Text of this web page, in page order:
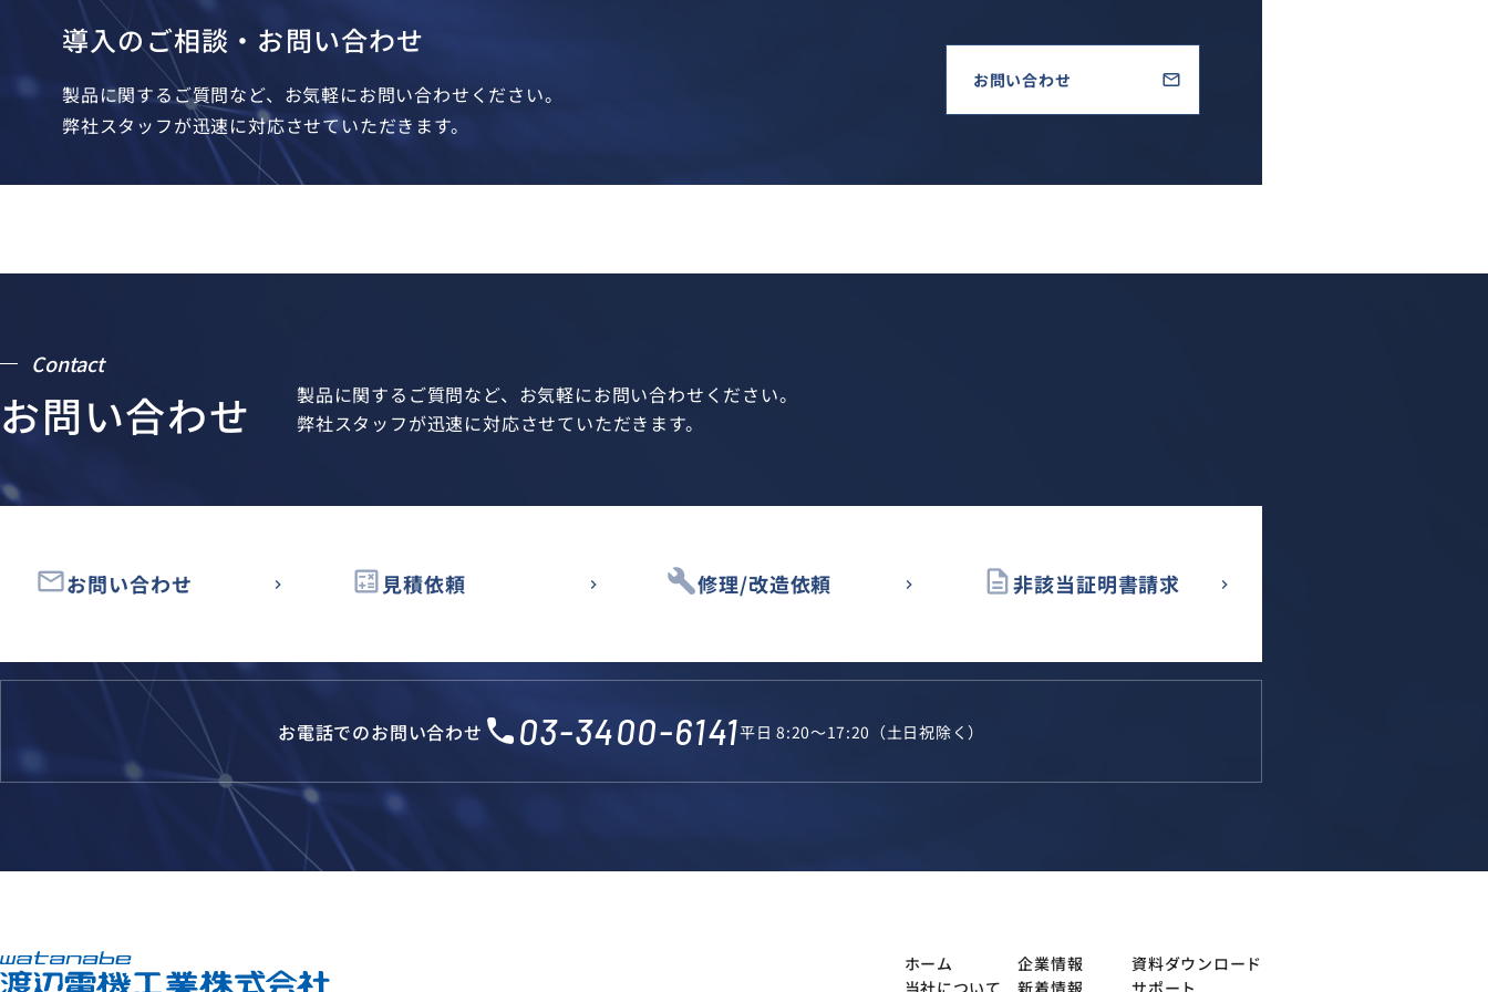
導入のご相談・お問い合わせ
製品に関するご質問など、お気軽にお問い合わせください。
弊社スタッフが迅速に対応させていただきます。
お問い合わせ
Contact
お問い合わせ
製品に関するご質問など、お気軽にお問い合わせください。
弊社スタッフが迅速に対応させていただきます。
emailお問い合わせ calculate 見積依頼 build修理/改造依頼 description非該当証明書請求
お電話でのお問い合わせ local_phone03-3400-6141平日 8:20～17:20（土日祝除く）
ホーム
当社について
企業情報
新着情報
資料ダウンロード
サポート